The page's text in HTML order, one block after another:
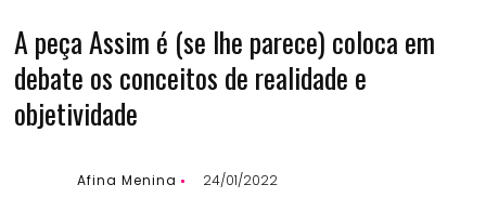
A peça Assim é (se lhe parece) coloca em
debate os conceitos de realidade e
objetividade
Afina Menina 24/01/2022